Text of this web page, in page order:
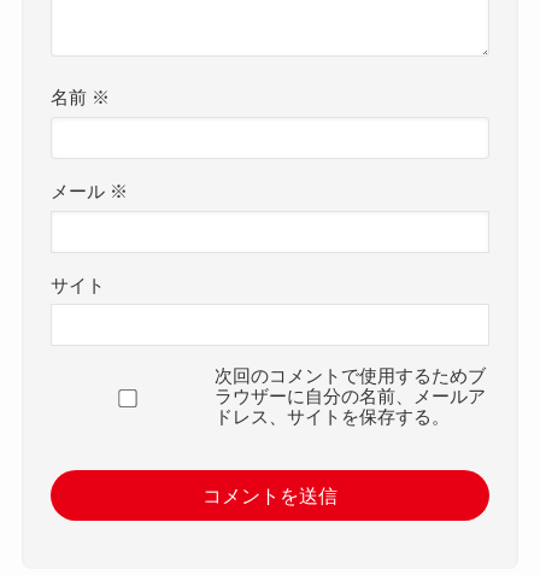
名前 ※
メール ※
サイト
次回のコメントで使用するためブ
ラウザーに自分の名前、メールア
ドレス、サイトを保存する。